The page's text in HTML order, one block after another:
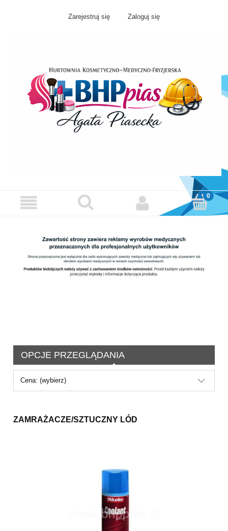
Zarejestruj się Zaloguj się
OPCJE PRZEGLĄDANIA
Cena: (wybierz)
ZAMRAŻACZE/SZTUCZNY LÓD